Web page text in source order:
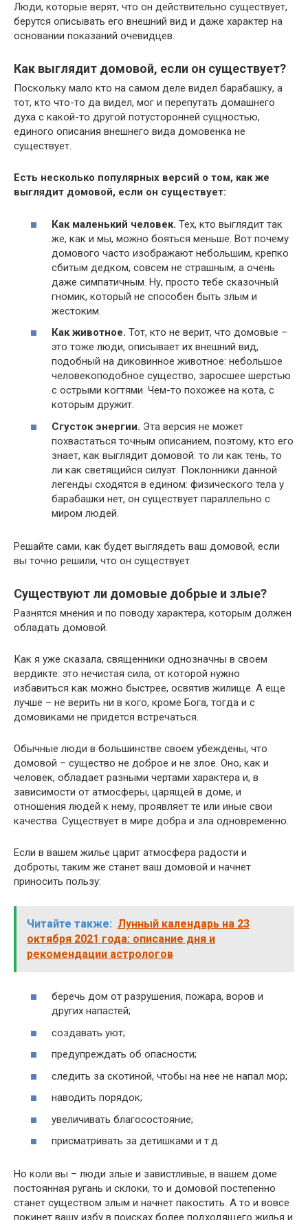
Люди, которые верят, что он действительно существует,
берутся описывать его внешний вид и даже характер на
основании показаний очевидцев.
Как выглядит домовой, если он существует?
Поскольку мало кто на самом деле видел барабашку, а
тот, кто что-то да видел, мог и перепутать домашнего
духа с какой-то другой потусторонней сущностью,
единого описания внешнего вида домовенка не
существует.
Есть несколько популярных версий о том, как же
выглядит домовой, если он существует:
Как маленький человек. Тех, кто выглядит так
же, как и мы, можно бояться меньше. Вот почему
домового часто изображают небольшим, крепко
сбитым дедком, совсем не страшным, а очень
даже симпатичным. Ну, просто тебе сказочный
гномик, который не способен быть злым и
жестоким.
Как животное. Тот, кто не верит, что домовые –
это тоже люди, описывает их внешний вид,
подобный на диковинное животное: небольшое
человекоподобное существо, заросшее шерстью
с острыми когтями. Чем-то похожее на кота, с
которым дружит.
Сгусток энергии. Эта версия не может
похвастаться точным описанием, поэтому, кто его
знает, как выглядит домовой: то ли как тень, то
ли как светящийся силуэт. Поклонники данной
легенды сходятся в едином: физического тела у
барабашки нет, он существует параллельно с
миром людей.
Решайте сами, как будет выглядеть ваш домовой, если
вы точно решили, что он существует.
Существуют ли домовые добрые и злые?
Разнятся мнения и по поводу характера, которым должен
обладать домовой.
Как я уже сказала, священники однозначны в своем
вердикте: это нечистая сила, от которой нужно
избавиться как можно быстрее, освятив жилище. А еще
лучше – не верить ни в кого, кроме Бога, тогда и с
домовиками не придется встречаться.
Обычные люди в большинстве своем убеждены, что
домовой – существо не доброе и не злое. Оно, как и
человек, обладает разными чертами характера и, в
зависимости от атмосферы, царящей в доме, и
отношения людей к нему, проявляет те или иные свои
качества. Существует в мире добра и зла одновременно.
Если в вашем жилье царит атмосфера радости и
доброты, таким же станет ваш домовой и начнет
приносить пользу:
Читайте также: Лунный календарь на 23
октября 2021 года: описание дня и
рекомендации астрологов
беречь дом от разрушения, пожара, воров и
других напастей;
создавать уют;
предупреждать об опасности;
следить за скотиной, чтобы на нее не напал мор;
наводить порядок;
увеличивать благосостояние;
присматривать за детишками и т.д.
Но коли вы – люди злые и завистливые, в вашем доме
постоянная ругань и склоки, то и домовой постепенно
станет существом злым и начнет пакостить. А то и вовсе
покинет вашу избу в поисках более подходящего жилья и